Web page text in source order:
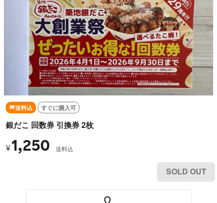
送料込 すぐに購入可
銀だこ 回数券 引換券 2枚
¥1,250 送料込
SOLD OUT